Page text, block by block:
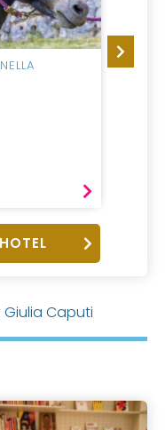
Giulia Caputi